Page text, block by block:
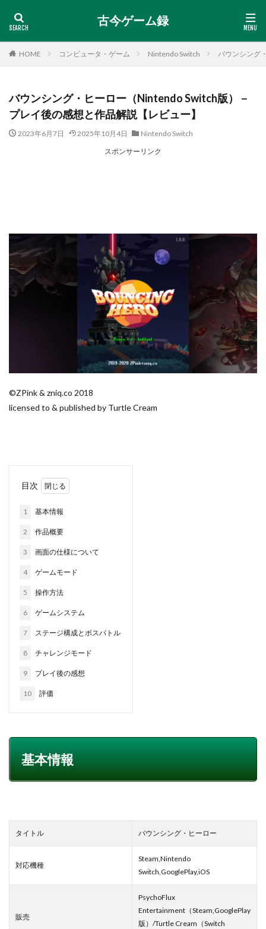
古今ゲーム録
HOME コンピュータ・ゲーム Nintendo Switch バウンシング
バウンシング・ヒーロー（Nintendo Switch版）－
プレイ後の感想と作品解説【レビュー】
2023年6月7日 2025年10月4日
Nintendo Switch
スポンサーリンク
©ZPink & zniq.co 2018
licensed to & published by Turtle Cream
目次
1 基本情報
2 作品概要
3 画面の仕様について
4 ゲームモード
5 操作方法
6 ゲームシステム
7 ステージ構成とボスバトル
8 チャレンジモード
9 プレイ後の感想
10 評価
基本情報
タイトル バウンシング・ヒーロー
対応機種
Steam,Nintendo
Switch,GooglePlay,iOS
販売
PsychoFlux
Entertainment（Steam,GooglePlay
版）/Turtle Cream（Switch